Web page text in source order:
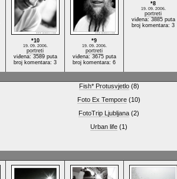
*10
19. 09. 2006.
portreti
viđena: 3589 puta
broj komentara: 3
*9
19. 09. 2006.
portreti
viđena: 3675 puta
broj komentara: 6
*8
19. 09. 2006.
portreti
viđena: 3885 puta
broj komentara: 3
Fish* Protusvjetlo(8)
Foto Ex Tempore (10)
FotoTrip Ljubljana (2)
Urban life (1)